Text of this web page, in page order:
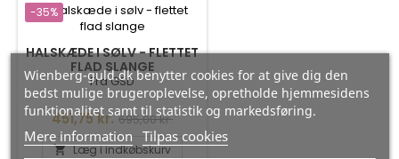
-35%
HALSKÆDE I SØLV - FLETTET
FLAD SLANGE
Fra GSD
Pris
451,75 kr.Normalpris
695,00 kr.
 Læg i indkøbskurv
Wienberg-guld.dk benytter cookies for at give dig den
bedst mulige brugeroplevelse, opretholde hjemmesidens
funktionalitet samt til statistik og markedsføring.
Mere information Tilpas cookies